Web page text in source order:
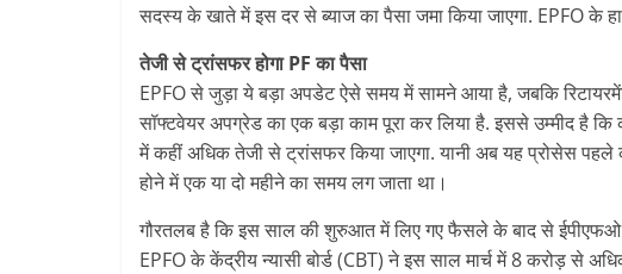
सदस्य के खाते में इस दर से ब्याज का पैसा जमा किया जाएगा. EPFO के
तेजी से ट्रांसफर होगा PF का पैसा
EPFO से जुड़ा ये बड़ा अपडेट ऐसे समय में सामने आया है, जबकि
सॉफ्टवेयर अपग्रेड का एक बड़ा काम पूरा कर लिया है. इससे उम्मीद है
में कहीं अधिक तेजी से ट्रांसफर किया जाएगा. यानी अब यह प्रोसेस पहले
होने में एक या दो महीने का समय लग जाता था।
गौरतलब है कि इस साल की शुरुआत में लिए गए फैसले के बाद से ईपीएफओ
EPFO के केंद्रीय न्यासी बोर्ड (CBT) ने इस साल मार्च में 8 करोड़ से